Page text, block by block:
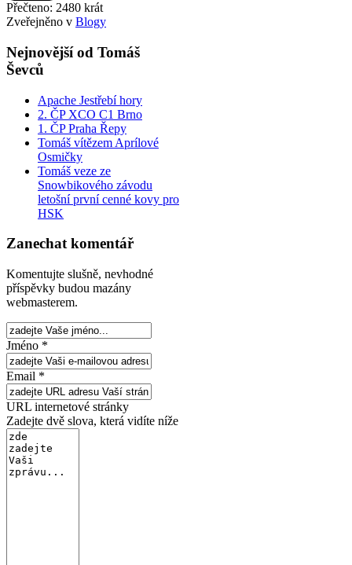
Přečteno: 2480 krát
Zveřejněno v Blogy
Nejnovější od Tomáš
Ševců
Apache Jestřebí hory
2. ČP XCO C1 Brno
1. ČP Praha Řepy
Tomáš vítězem Aprílové
Osmičky
Tomáš veze ze
Snowbikového závodu
letošní první cenné kovy pro
HSK
Zanechat komentář
Komentujte slušně, nevhodné
příspěvky budou mazány
webmasterem.
Jméno *
Email *
URL internetové stránky
Zadejte dvě slova, která vidíte níže